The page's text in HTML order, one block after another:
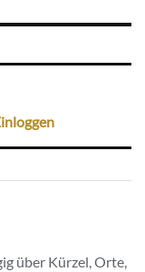
über Kürzel, Orte,